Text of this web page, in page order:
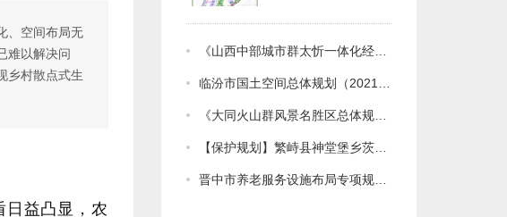
《山西中部城市群太忻一体化经济区国土空间规划（2021-2035年）》
临汾市国土空间总体规划（2021-2035年）
《大同火山群风景名胜区总体规划（2022-2035年）》
【保护规划】繁峙县神堂堡乡茨沟营村传统村落保护发展规划
晋中市养老服务设施布局专项规划(2016-2030)